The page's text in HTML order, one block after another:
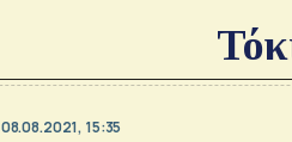
08.08.2021, 15:35